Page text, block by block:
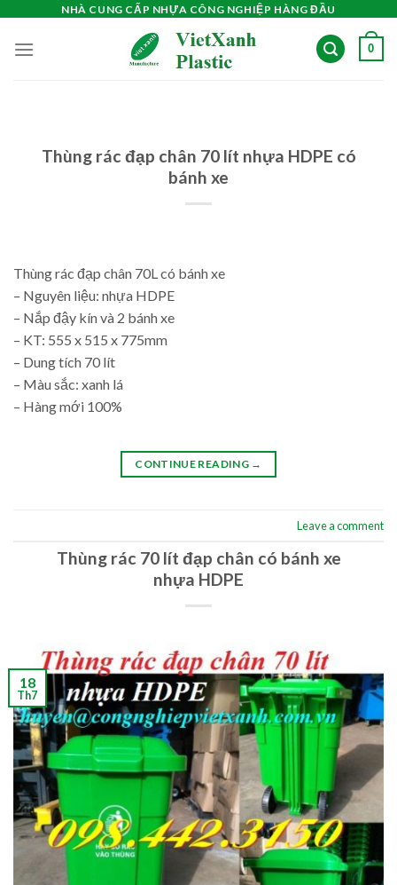
content
NHÀ CUNG CẤP NHỰA CÔNG NGHIỆP HÀNG ĐẦU
0
Thùng rác đạp chân 70 lít nhựa HDPE có
bánh xe
Thùng rác đạp chân 70L có bánh xe
– Nguyên liệu: nhựa HDPE
– Nắp đậy kín và 2 bánh xe
– KT: 555 x 515 x 775mm
– Dung tích 70 lít
– Màu sắc: xanh lá
– Hàng mới 100%
CONTINUE READING →
Leave a comment
Thùng rác 70 lít đạp chân có bánh xe
nhựa HDPE
18
Th7